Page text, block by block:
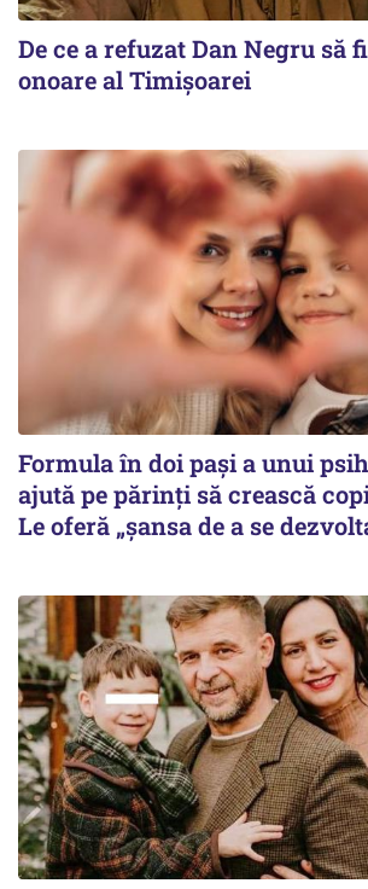
De ce a refuzat Dan Negru să
onoare al Timișoarei
Formula în doi pași a unui
ajută pe părinți să crească
Le oferă „șansa de a se